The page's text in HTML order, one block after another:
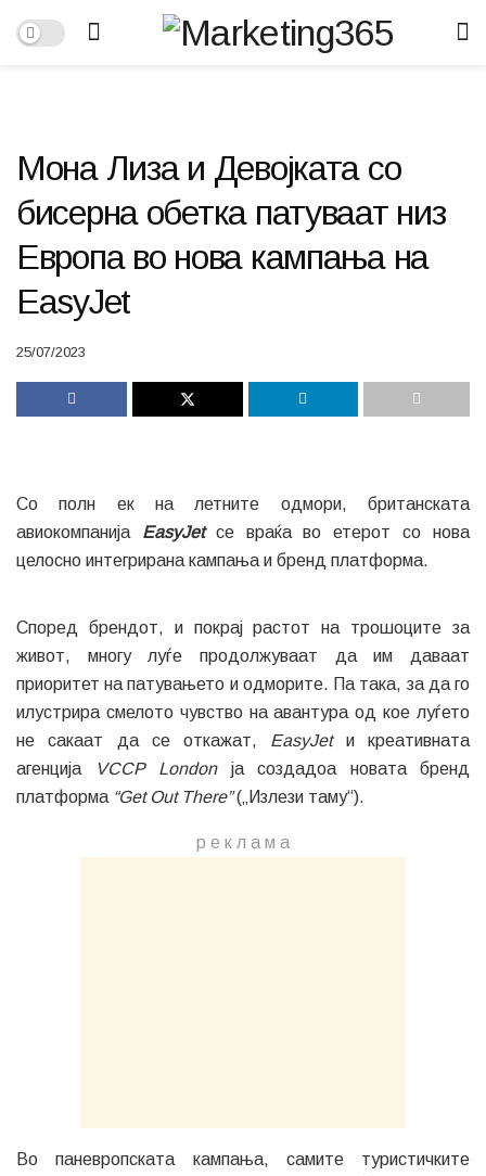
Мона Лиза и Девојката со
бисерна обетка патуваат низ
Европа во нова кампања на
EasyJet
25/07/2023
Со полн ек на летните одмори, британската
авиокомпанија EasyJetсе враќа во етерот со нова
целосно интегрирана кампања и бренд платформа.
Според брендот, и покрај растот на трошоците за
живот, многу луѓе продолжуваат да им даваат
приоритет на патувањето и одморите. Па така, за да го
илустрира смелото чувство на авантура од кое луѓето
не сакаат да се откажат, EasyJetи креативната
агенција
VCCP Londonја создадоа новата бренд
платформа “Get Out There”(„Излези таму“).
р е к л а м a
Во паневропската кампања, самите туристичките